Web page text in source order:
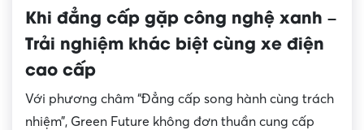
Khi đẳng cấp gặp công nghệ xanh –
Trải nghiệm khác biệt cùng xe điện
cao cấp
Với phương châm “Đẳng cấp song hành cùng trách
nhiệm”, Green Future không đơn thuần cung cấp